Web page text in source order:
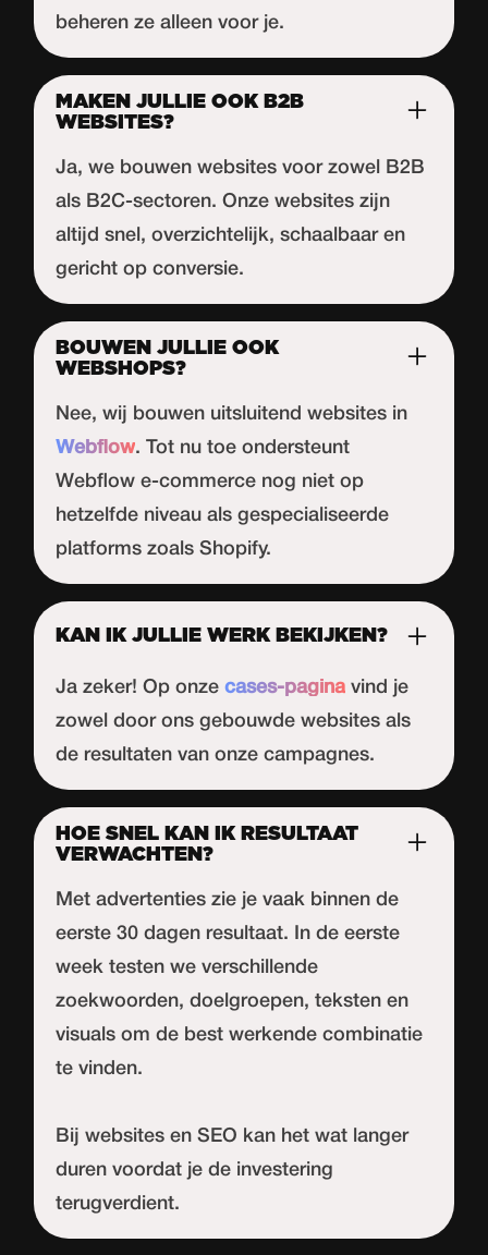
beheren ze alleen voor je.
MAKEN JULLIE OOK B2B
WEBSITES?
Ja, we bouwen websites voor zowel B2B
als B2C-sectoren. Onze websites zijn
altijd snel, overzichtelijk, schaalbaar en
gericht op conversie.
BOUWEN JULLIE OOK
WEBSHOPS?
Nee, wij bouwen uitsluitend websites in
Webflow. Tot nu toe ondersteunt
Webflow e-commerce nog niet op
hetzelfde niveau als gespecialiseerde
platforms zoals Shopify.
KAN IK JULLIE WERK BEKIJKEN?
Ja zeker! Op onzecases-pagina vind je
zowel door ons gebouwde websites als
de resultaten van onze campagnes.
HOE SNEL KAN IK RESULTAAT
VERWACHTEN?
Met advertenties zie je vaak binnen de
eerste 30 dagen resultaat. In de eerste
week testen we verschillende
zoekwoorden, doelgroepen, teksten en
visuals om de best werkende combinatie
te vinden.
Bij websites en SEO kan het wat langer
duren voordat je de investering
terugverdient.